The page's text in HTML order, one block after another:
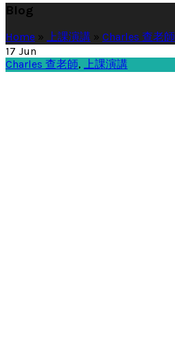
Blog
Home » 上課演講 » Charles 查老師
17 Jun
Charles 查老師, 上課演講